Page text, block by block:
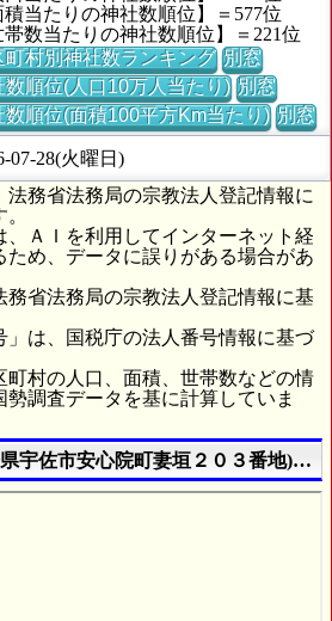
積当たりの神社数順位】＝577位
帯数当たりの神社数順位】＝221位
町村別神社数ランキング 別窓
数順位(人口10万人当たり) 別窓
数順位(面積100平方Km当たり) 別窓
07-28(火曜日)
法務省法務局の宗教法人登記情報に
、ＡＩを利用してインターネット経
ため、データに誤りがある場合があ
務省法務局の宗教法人登記情報に基
」は、国税庁の法人番号情報に基づ
町村の人口、面積、世帯数などの情
調査データを基に計算していま
県宇佐市安心院町妻垣２０３番地)』